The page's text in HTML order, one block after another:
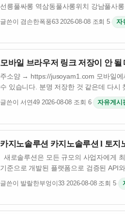
선릉풀싸롱 역삼동풀사롱위치 강남풀사
글쓴이 겸손한폭풍63·2026-08-08·조회 5· 자
모바일 브라우저 링크 저장이 안
주소얌 → https://jusoyam1.com 모바일에
수 있습니다. 분명 저장한 것 같은데 다
글쓴이 서연49·2026-08-08·조회 6· 자유게시
카지노솔루션 카지노솔루션 l 토
새로솔루션은 모든 규모의 사업자에게
기준으로 개발된 플랫폼으로 검증된 API
글쓴이 발랄한부엉이33·2026-08-08·조회 5·